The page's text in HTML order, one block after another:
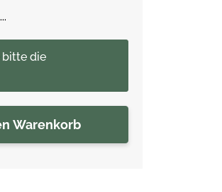
Warenkorb
bitte die